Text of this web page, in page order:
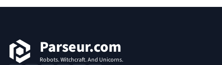
Parseur.com
Robots. Witchcraft. And Unicorns.